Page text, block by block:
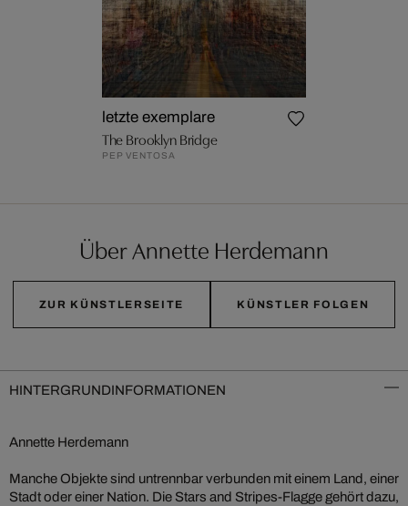
letzte exemplare
The Brooklyn Bridge
PEP VENTOSA
Über Annette Herdemann
ZUR KÜNSTLERSEITE KÜNSTLER FOLGEN
HINTERGRUNDINFORMATIONEN
Annette Herdemann
Manche Objekte sind untrennbar verbunden mit einem Land, einer
Stadt oder einer Nation. Die Stars and Stripes-Flagge gehört dazu,